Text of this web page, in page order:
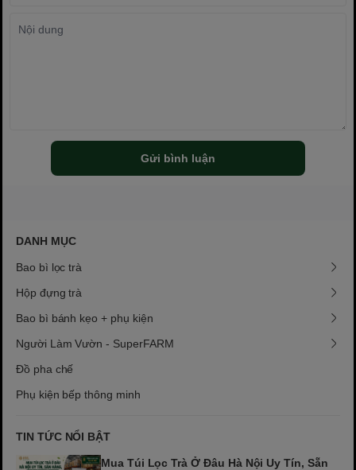
Gửi bình luận
DANH MỤC
Bao bì lọc trà
Hộp đựng trà
Bao bì bánh kẹo + phụ kiện
Người Làm Vườn - SuperFARM
Đồ pha chế
Phụ kiện bếp thông minh
TIN TỨC NỔI BẬT
Mua Túi Lọc Trà Ở Đâu Hà Nội Uy Tín, Sẵn